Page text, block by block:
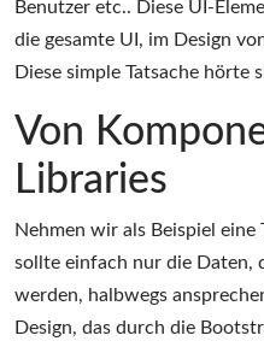
Benutzer etc.. Diese UI-
die gesamte UI, im Design
Diese simple Tatsache hörte
Von
Libraries
Nehmen wir als Beispiel
sollte einfach nur die Daten,
werden, halbwegs
Design, das durch die